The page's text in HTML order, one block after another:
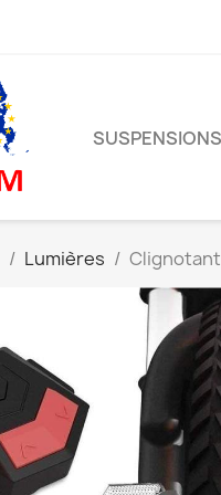
SUSPENSIONS
Lumières